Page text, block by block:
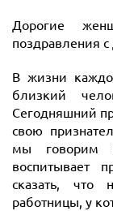
Дорогие
поздравления
В жизни
близкий
Сегодняшний
свою
мы говорим
воспитывает
сказать, что
работницы, у